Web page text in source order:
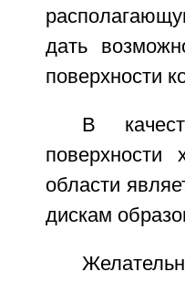
дать
поверхности
В
области
дискам